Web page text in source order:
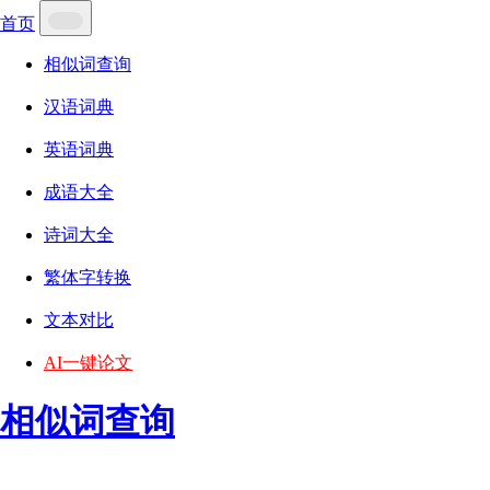
首页
相似词查询
汉语词典
英语词典
成语大全
诗词大全
繁体字转换
文本对比
AI一键论文
相似词查询